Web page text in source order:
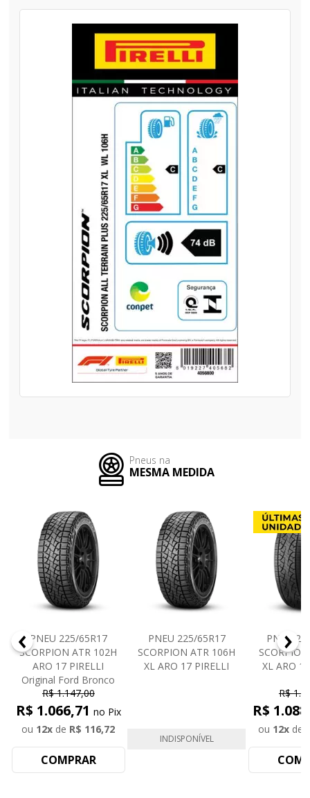
Pneus na
MESMA MEDIDA
PNEU 225/65R17
SCORPION ATR 102H
ARO 17 PIRELLI
Original Ford Bronco
R$ 1.147,00
ou 12x de R$ 116,72
R$ 1.066,71 no Pix
COMPRAR
PNEU 225/65R17
SCORPION ATR 106H
XL ARO 17 PIRELLI
INDISPONÍVEL
PNEU
XL ARO
R$
ou 12x de
R$